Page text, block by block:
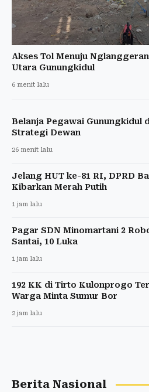
Akses Tol Menuju
Utara Gunungkidul
6 menit lalu
Belanja Pegawai Gunungkidul
Strategi Dewan
26 menit lalu
Jelang HUT ke-81 RI, DPRD
Kibarkan Merah Putih
1 jam lalu
Pagar SDN Minomartani 2
Santai, 10 Luka
1 jam lalu
192 KK di Tirto Kulonprogo
Warga Minta Sumur Bor
2 jam lalu
Berita Nasional